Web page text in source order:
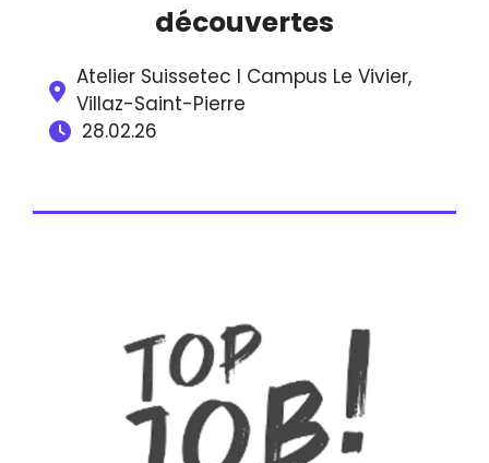
découvertes
Atelier Suissetec I Campus Le Vivier,
Villaz-Saint-Pierre
28.02.26